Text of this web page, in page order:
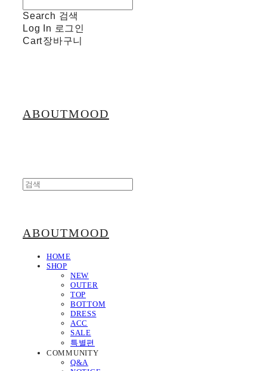
Search 검색
Log In 로그인
Cart장바구니
ABOUTMOOD
ABOUTMOOD
HOME
SHOP
NEW
OUTER
TOP
BOTTOM
DRESS
ACC
SALE
특별편
COMMUNITY
Q&A